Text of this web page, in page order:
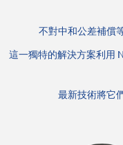
不對中和公差補償
這一獨特的解決方案利用
最新技術將它